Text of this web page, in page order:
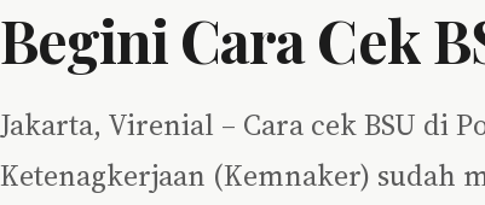
Begini Cara Cek
Jakarta, Virenial – Cara cek BSU di
Ketenagkerjaan (Kemnaker) sudah